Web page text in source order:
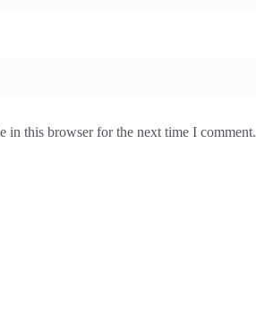
in this browser for the next time I comment.